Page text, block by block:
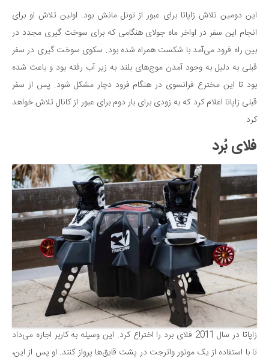
سینما و تئاتر
تلویزیون
موسیقی
چهره‌ها
عکاسی و هنرهای تجسمی
کتاب و کتاب‌خوانی
معماری
علمی
فناوری‌ها
نجوم و هوا فضا
زمین و محیط زیست
خودرو
سرگرمی
دانستنی‌ها
بازی
طنز
فال
این دومین تلاش زاپاتا برای عبور از تونل مانش بود. اولین تلاش او برای
انجام این سفر در اواخر ماه جولای هنگامی که برای سوخت گیری مجدد در
بین راه فرود می‌آمد با شکست همراه شده بود. سکوی سوخت گیری در سفر
قبلی به دلیل به وجود آمدن موج‌های بلند به زیر آب رفته بود و باعث شده
بود تا این مخترع فرانسوی در هنگام فرود دچار مشکل شود. پس از سفر
قبلی زاپاتا اعلام کرد که به زودی برای بار دوم برای عبور از کانال تلاش خواهد
کرد.
فلای بُرد
زاپاتا در سال 2011 فلای برد را اختراع کرد. این وسیله به کاربر اجازه می‌داد
تا با استفاده از یک موتور واترجت در پشت قایق‌ها پرواز کنند. او پس از این،